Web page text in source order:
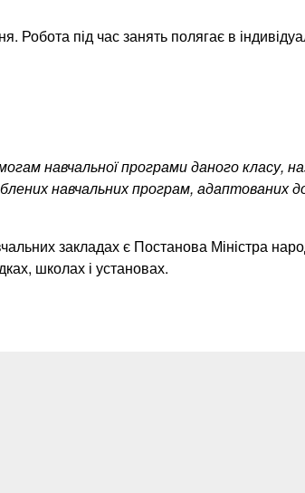
під час занять полягає в
навчальної програми даного
навчальних програм, адаптованих
закладах є Постанова Міністра
школах і установах.